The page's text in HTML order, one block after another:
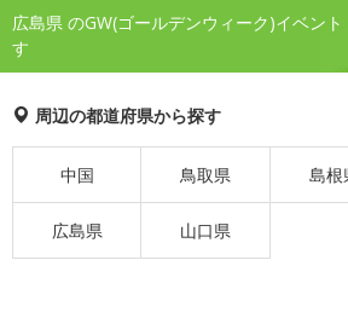
広島県 のGW(ゴールデンウィーク)イベン
す
周辺の都道府県から探す
中国 鳥取県 島根
広島県 山口県